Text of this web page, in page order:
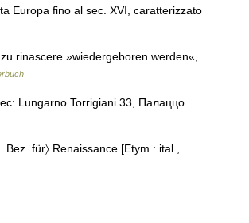
Europa fino al sec. XVI, caratterizzato
rinascere »wiedergeboren werden«,
Lungarno Torrigiani 33, Палаццо
für〉 Renaissance [Etym.: ital.,